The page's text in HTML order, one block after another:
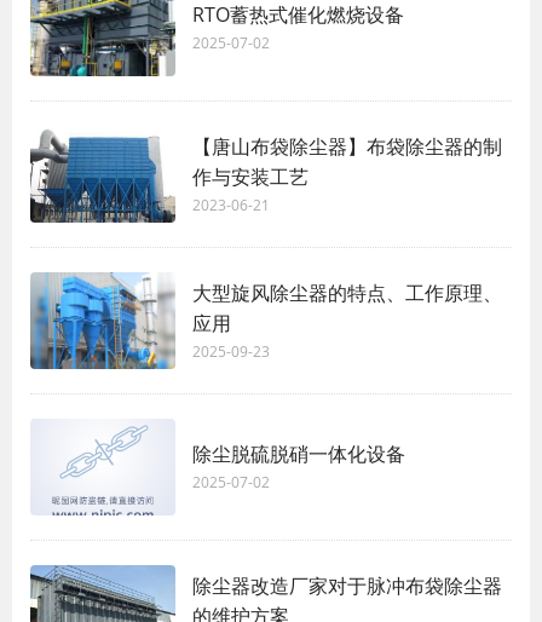
RTO蓄热式催化燃烧设备
2025-07-02
【唐山布袋除尘器】布袋除尘器的制
作与安装工艺
2023-06-21
大型旋风除尘器的特点、工作原理、
应用
2025-09-23
除尘脱硫脱硝一体化设备
2025-07-02
除尘器改造厂家对于脉冲布袋除尘器
的维护方案